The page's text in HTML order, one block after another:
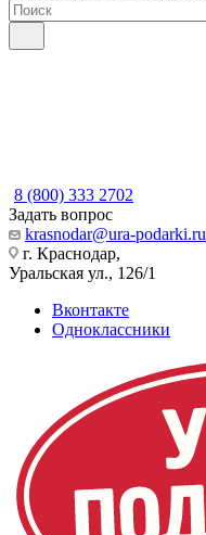
8 (800) 333 2702
Задать вопрос
krasnodar@ura-podarki.ru
г. Краснодар,
Уральская ул., 126/1
Вконтакте
Одноклассники